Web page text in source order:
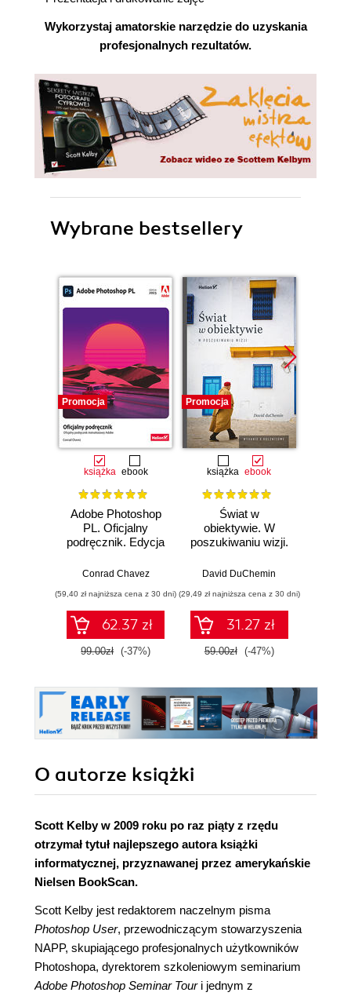
Wykorzystaj amatorskie narzędzie do uzyskania
profesjonalnych rezultatów.
Wybrane bestsellery
Promocja
książka ebook
Adobe Photoshop
PL. Oficjalny
podręcznik. Edycja
Conrad Chavez
(59,40 zł najniższa cena z 30 dni)
62.37 zł
99.00zł (-37%)
Promocja
książka ebook
Świat w
obiektywie. W
poszukiwaniu wizji.
rocznicowe
David DuChemin
(29,49 zł najniższa cena z 30 dni)
31.27 zł
59.00zł (-47%)
O autorze książki
Scott Kelby w 2009 roku po raz piąty z rzędu
otrzymał tytuł najlepszego autora książki
informatycznej, przyznawanej przez amerykańskie
Nielsen BookScan.
Scott Kelby jest redaktorem naczelnym pisma
Photoshop User, przewodniczącym stowarzyszenia
NAPP, skupiającego profesjonalnych użytkowników
Photoshopa, dyrektorem szkoleniowym seminarium
Adobe Photoshop Seminar Touri jednym z